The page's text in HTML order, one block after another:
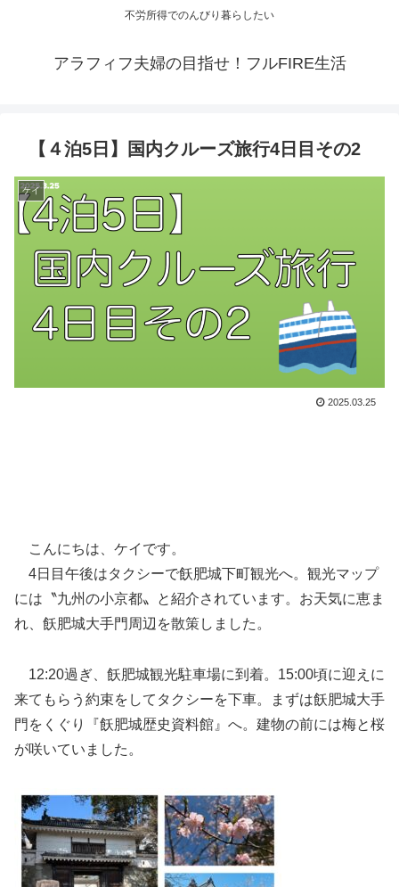
不労所得でのんびり暮らしたい
アラフィフ夫婦の目指せ！フルFIRE生活
【４泊5日】国内クルーズ旅行4日目その2
ケイ
2025.03.25
こんにちは、ケイです。
4日目午後はタクシーで飫肥城下町観光へ。観光マップ
には〝九州の小京都〟と紹介されています。お天気に恵ま
れ、飫肥城大手門周辺を散策しました。
12:20過ぎ、飫肥城観光駐車場に到着。15:00頃に迎えに
来てもらう約束をしてタクシーを下車。まずは飫肥城大手
門をくぐり『飫肥城歴史資料館』へ。建物の前には梅と桜
が咲いていました。